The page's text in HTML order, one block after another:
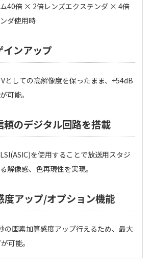
40倍 × 2倍レンズエクステンダ × 4倍
ダ使用時
インアップ
としての高解像度を保ったまま、+54dB
可能。
頼のデジタル回路を搭載
を使用することで放送用スタジ
解像感、色再現性を実現。
度アップ/オプション機能
の画素加算感度アップ行えるため、最大
可能。
のファイルは個人情報の入力が必須と